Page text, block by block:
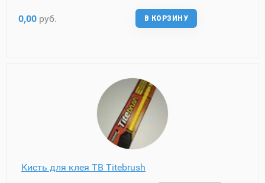
0,00 руб. В КОРЗИНУ
Кисть для клея TB Titebrush